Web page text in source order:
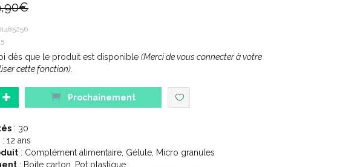
endormissement, Anxiété, Cauchemars.
utilisé pour réduire la nervosité notamment en cas de troubles
en boite de 90
dès que le produit est disponible (Merci de vous connecter à votre
cette fonction).
Prochainement
: 30
: 12 ans
: Complément alimentaire, Gélule, Micro granules
: Boite carton, Pot plastique